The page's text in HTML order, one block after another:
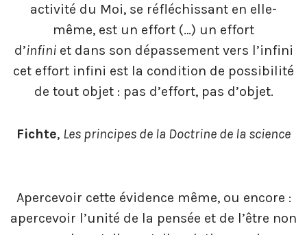
activité du Moi, se réfléchissant en elle-
même, est un effort (…) un effort
d’infiniet dans son dépassement vers l’infini
cet effort infini est la condition de possibilité
de tout objet : pas d’effort, pas d’objet.
Fichte, Les principes de la Doctrine de la science
Apercevoir cette évidence même, ou encore :
apercevoir l’unité de la pensée et de l’être non